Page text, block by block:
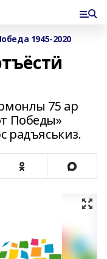
1945-2020
75 ар
Победы»
радъяськиз.